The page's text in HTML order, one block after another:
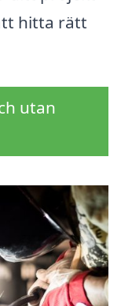
hitta rätt
utan